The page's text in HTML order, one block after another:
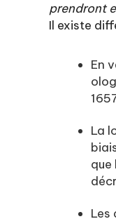
prendront
Il existe
En
La
que
Les